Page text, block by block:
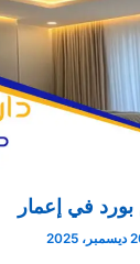
في إعمار
2025